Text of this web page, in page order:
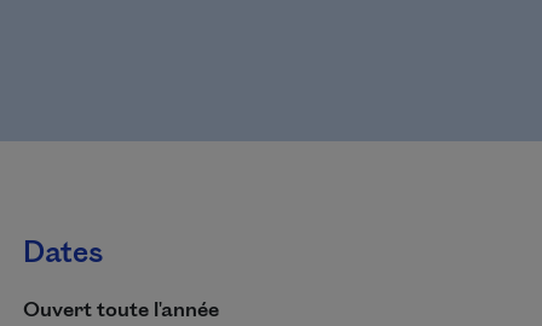
Dates
Ouvert toute l'année